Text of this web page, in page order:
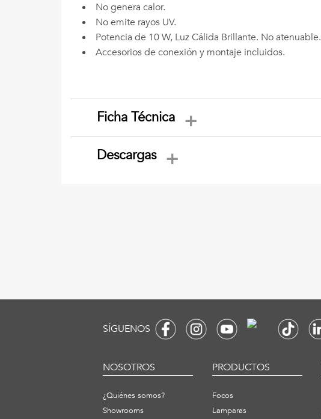
No genera calor.
No emite rayos UV.
Potencia de 10 W, Luz Cálida Brillante. No atenuable.
Accesorios de conexión y montaje incluidos.
Ficha Técnica
Descargas
NOSOTROS
¿Quiénes somos?
Showrooms
PRODUCTOS
Focos
Lamparas
SÍGUENOS